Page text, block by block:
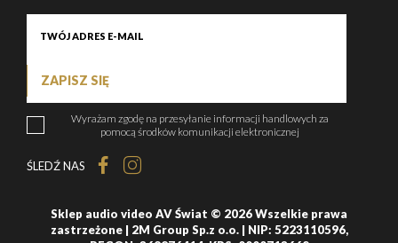
ZAPISZ SIĘ
Wyrażam zgodę na przesyłanie informacji handlowych za
pomocą środków komunikacji elektronicznej
ŚLEDŹ NAS
Sklep audio video AV Świat © 2026 Wszelkie prawa
zastrzeżone | 2M Group Sp.z o.o. | NIP: 5223110596,